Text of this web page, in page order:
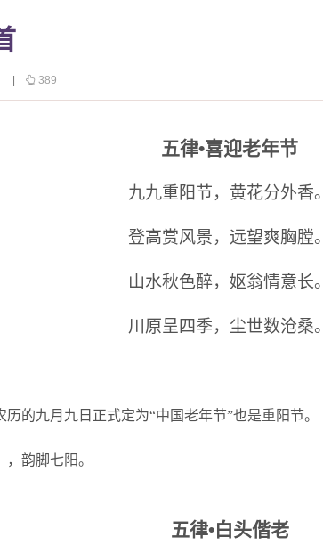
389
五律•喜迎老年节
九九重阳节，黄花分外香。
登高赏风景，远望爽胸膛。
山水秋色醉，妪翁情意长。
川原呈四季，尘世数沧桑。
历的九月九日正式定为“中国老年节”也是重阳节。
韵脚七阳。
五律•白头偕老